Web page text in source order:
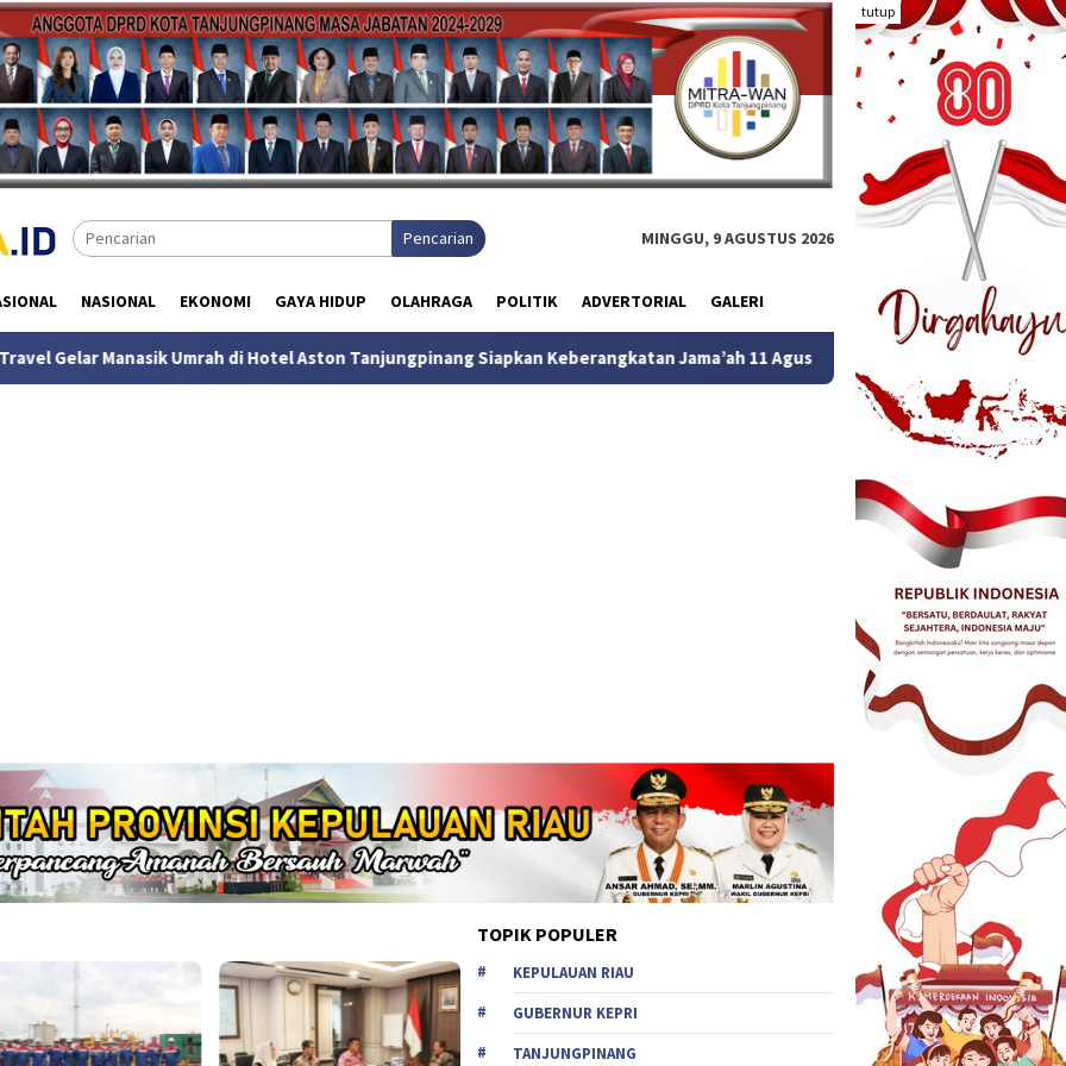
tutup
Pencarian MINGGU, 9 AGUSTUS 2026
NASIONAL EKONOMI GAYA HIDUP OLAHRAGA POLITIK ADVERTORIAL GALERI
di Hotel Aston Tanjungpinang Siapkan Keberangkatan Jama’ah 11 Agustus 2026 Dewi Kumalasari Ansar Bagikan
TOPIK POPULER
KEPULAUAN RIAU
GUBERNUR KEPRI
TANJUNGPINANG